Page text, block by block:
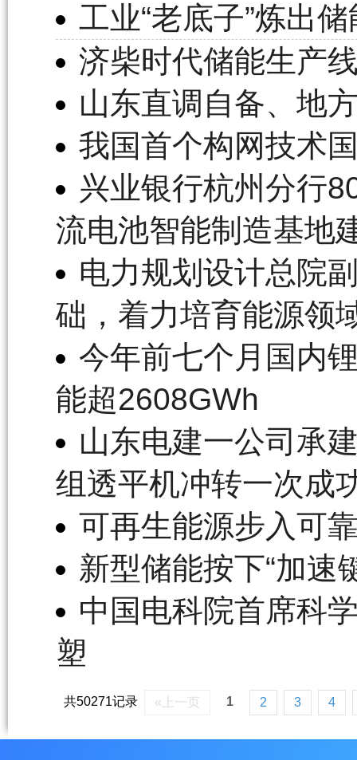
工业“老底子”炼出储
济柴时代储能生产
山东直调自备、地
我国首个构网技术
兴业银行杭州分行
流电池智能制造基地
电力规划设计总院
础，着力培育能源领
今年前七个月国内
能超2608GWh
山东电建一公司承
组透平机冲转一次成
可再生能源步入可
新型储能按下“加速
中国电科院首席科
塑
共50271记录 «上一页 1 2 3 4